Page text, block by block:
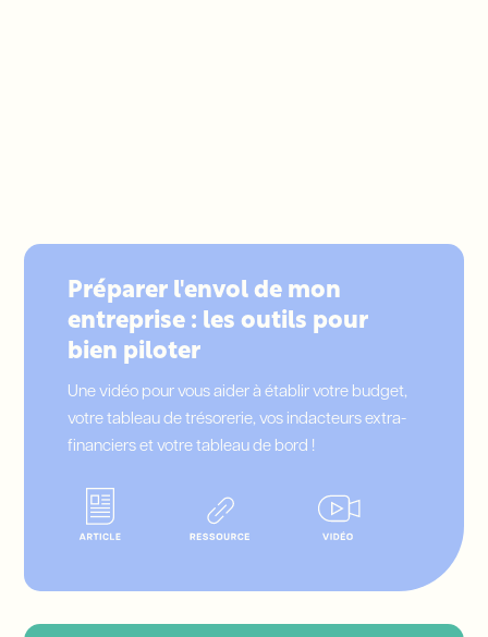
Préparer l'envol de mon
entreprise : les outils pour
bien piloter
Une vidéo pour vous aider à établir votre budget,
votre tableau de trésorerie, vos indacteurs extra-
financiers et votre tableau de bord !